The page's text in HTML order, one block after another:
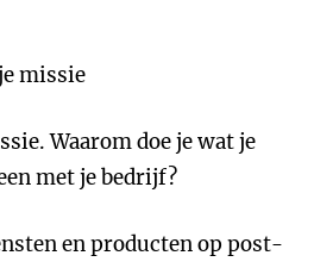
missie
Waarom doe je wat je
met je bedrijf?
en producten op post-